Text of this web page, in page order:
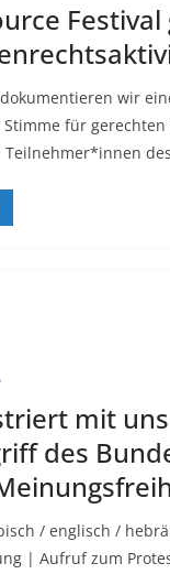
Festival
wir
Stimme für
Teilnehmer*innen
mit
des
/ englisch /
| Aufruf zum